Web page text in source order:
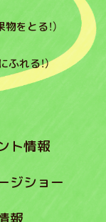
をとる！）
れる！）
ト情報
ジショー